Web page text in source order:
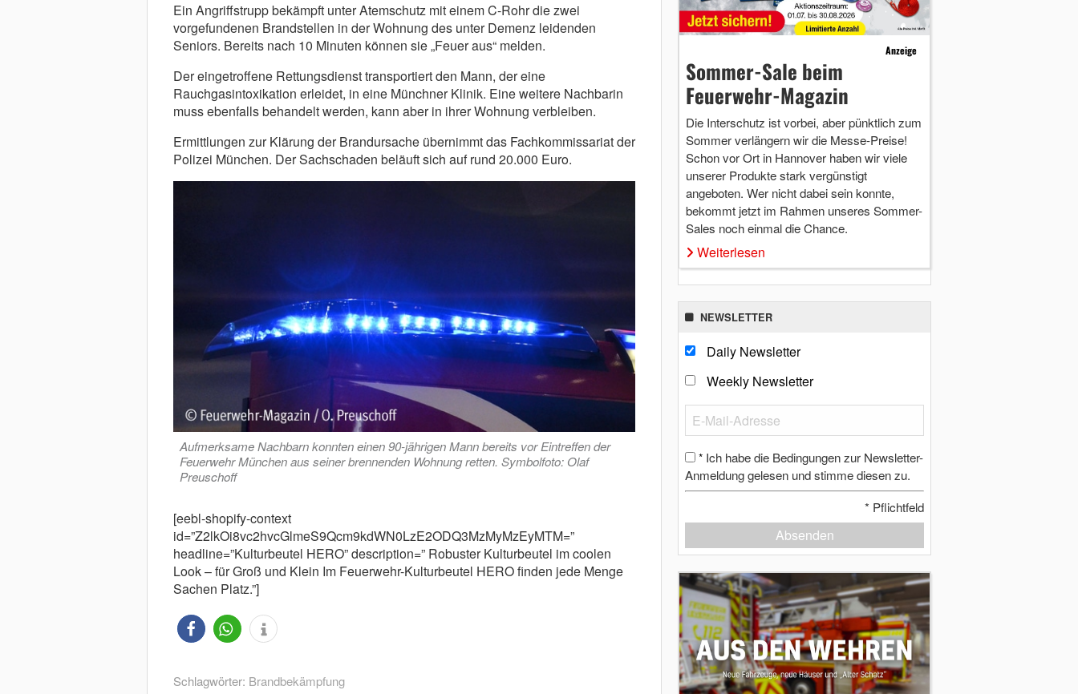
Ein Angriffstrupp bekämpft unter Atemschutz mit einem C-Rohr die zwei
vorgefundenen Brandstellen in der Wohnung des unter Demenz leidenden
Seniors. Bereits nach 10 Minuten können sie „Feuer aus“ melden.
Der eingetroffene Rettungsdienst transportiert den Mann, der eine
Rauchgasintoxikation erleidet, in eine Münchner Klinik. Eine weitere Nachbarin
muss ebenfalls behandelt werden, kann aber in ihrer Wohnung verbleiben.
Ermittlungen zur Klärung der Brandursache übernimmt das Fachkommissariat der
Polizei München. Der Sachschaden beläuft sich auf rund 20.000 Euro.
Aufmerksame Nachbarn konnten einen 90-jährigen Mann bereits vor Eintreffen der
Feuerwehr München aus seiner brennenden Wohnung retten. Symbolfoto: Olaf
Preuschoff
[eebl-shopify-context
id=”Z2lkOi8vc2hvcGlmeS9Qcm9kdWN0LzE2ODQ3MzMyMzEyMTM=”
headline=”Kulturbeutel HERO” description=” Robuster Kulturbeutel im coolen
Look – für Groß und Klein Im Feuerwehr-Kulturbeutel HERO finden jede Menge
Sachen Platz.”]
Schlagwörter: Brandbekämpfung
Anzeige
Sommer-Sale beim
Feuerwehr-Magazin
Die Interschutz ist vorbei, aber pünktlich zum
Sommer verlängern wir die Messe-Preise!
Schon vor Ort in Hannover haben wir viele
unserer Produkte stark vergünstigt
angeboten. Wer nicht dabei sein konnte,
bekommt jetzt im Rahmen unseres Sommer-
Sales noch einmal die Chance.
Weiterlesen
NEWSLETTER
Daily Newsletter
Weekly Newsletter
* Ich habe die Bedingungen zur Newsletter-
Anmeldung gelesen und stimme diesen zu.
* Pflichtfeld
Absenden